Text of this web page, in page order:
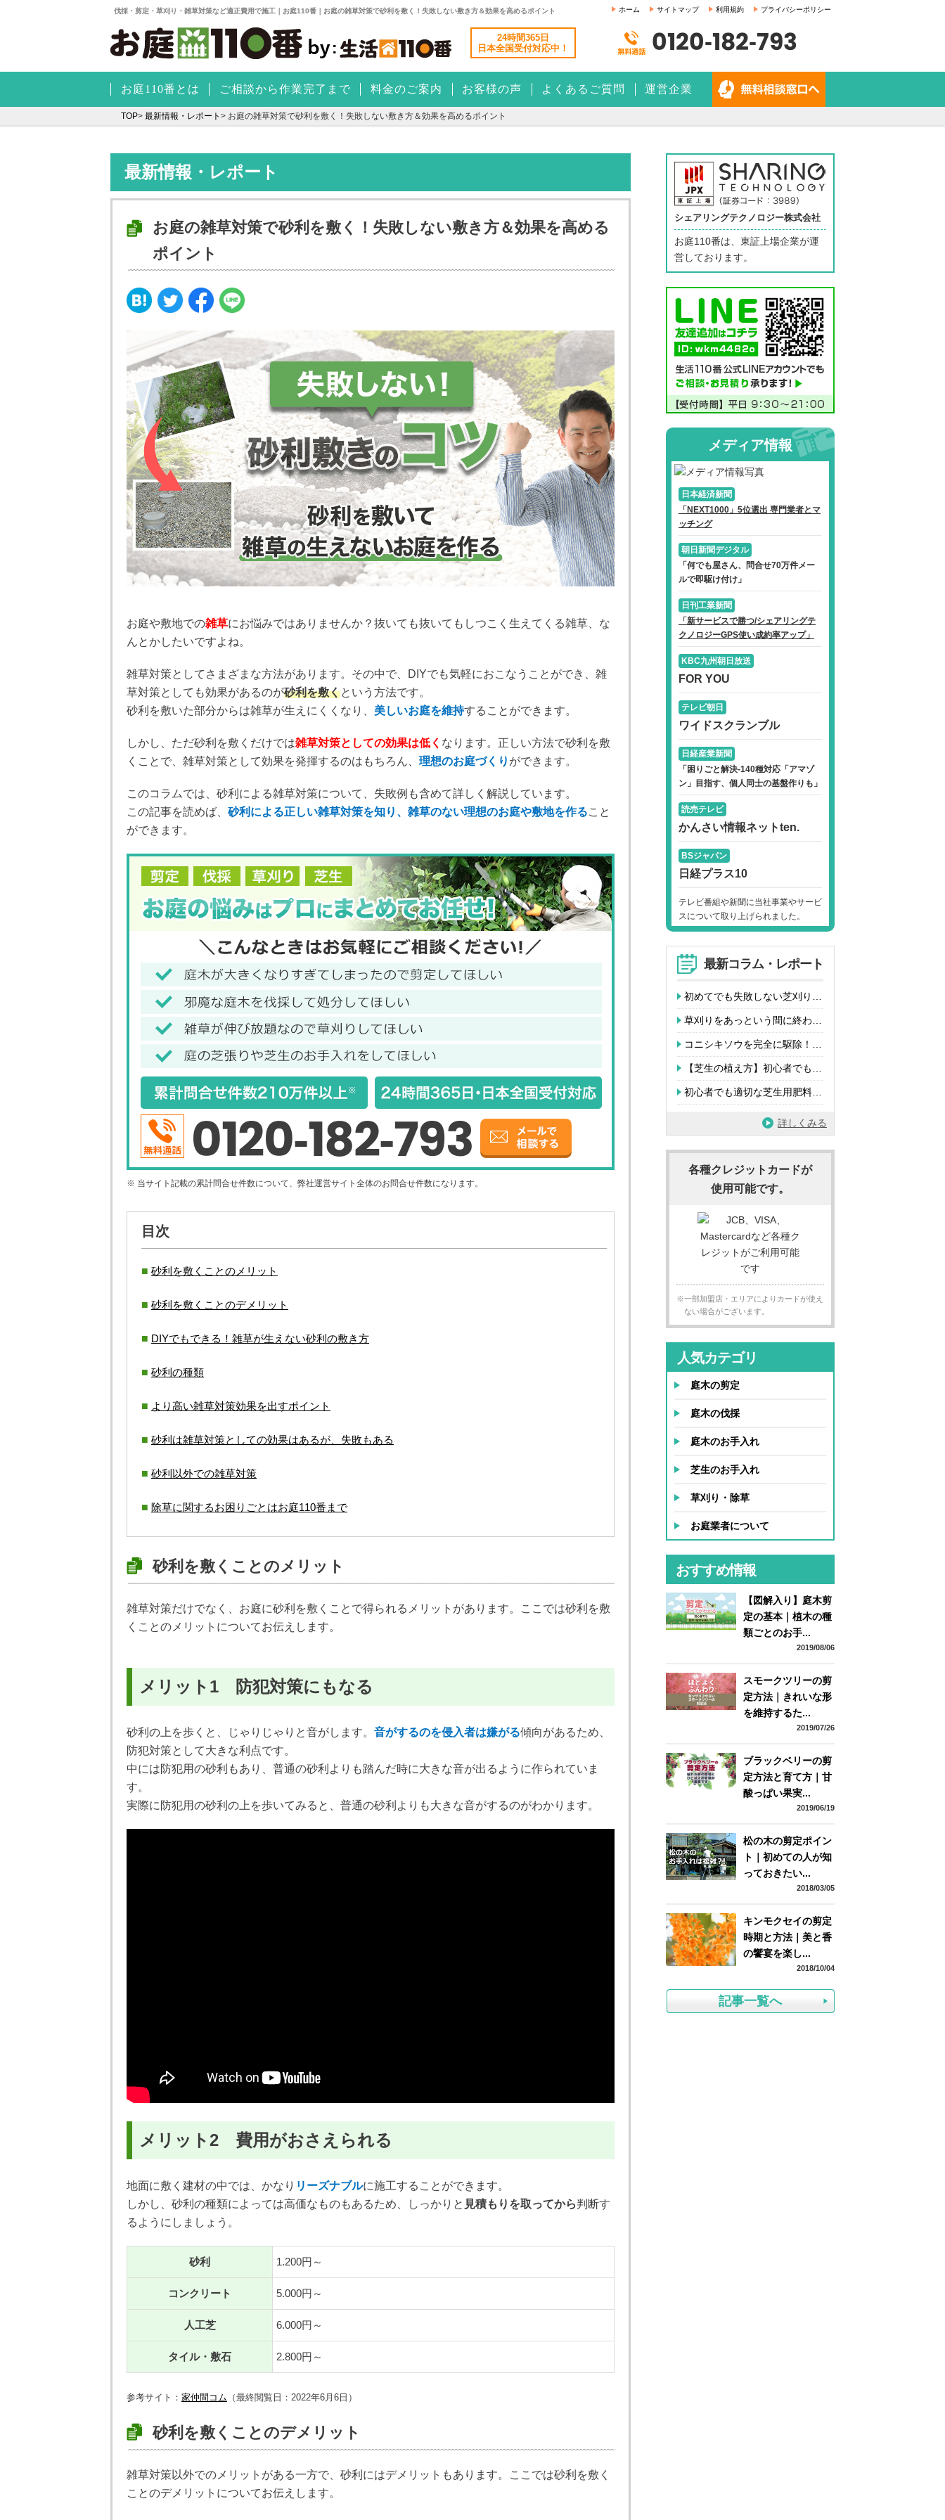
伐採・剪定・草刈り・雑草対策など適正費用で施工｜お庭110番｜お庭の雑草対策で砂利を敷く！失敗しない敷き方＆効果を高めるポイント ホーム サイトマップ 利用規約 プライバシーポリシー
24時間365日
日本全国受付対応中！ 0120-182-793
お庭110番とは ご相談から作業完了まで 料金のご案内 お客様の声 よくあるご質問 運営企業
TOP> 最新情報・レポート > お庭の雑草対策で砂利を敷く！失敗しない敷き方＆効果を高めるポイント
最新情報・レポート
お庭の雑草対策で砂利を敷く！失敗しない敷き方＆効果を高める
ポイント
お庭や敷地での雑草にお悩みではありませんか？抜いても抜いてもしつこく生えてくる雑草、な
んとかしたいですよね。
雑草対策としてさまざまな方法があります。その中で、DIYでも気軽におこなうことができ、雑
草対策としても効果があるのが砂利を敷くという方法です。
砂利を敷いた部分からは雑草が生えにくくなり、 美しいお庭を維持することができます。
しかし、ただ砂利を敷くだけでは雑草対策としての効果は低く なります。正しい方法で砂利を敷
くことで、雑草対策として効果を発揮するのはもちろん、 理想のお庭づくり ができます。
このコラムでは、砂利による雑草対策について、失敗例も含めて詳しく解説しています。
この記事を読めば、 砂利による正しい雑草対策を知り、雑草のない理想のお庭や敷地を作ること
ができます。
0120-182-793
※ 当サイト記載の累計問合せ件数について、弊社運営サイト全体のお問合せ件数になります。
目次
砂利を敷くことのメリット
砂利を敷くことのデメリット
DIYでもできる！雑草が生えない砂利の敷き方
砂利の種類
より高い雑草対策効果を出すポイント
砂利は雑草対策としての効果はあるが、失敗もある
砂利以外での雑草対策
除草に関するお困りごとはお庭110番まで
砂利を敷くことのメリット
雑草対策だけでなく、お庭に砂利を敷くことで得られるメリットがあります。ここでは砂利を敷
くことのメリットについてお伝えします。
メリット1 防犯対策にもなる
砂利の上を歩くと、じゃりじゃりと音がします。 音がするのを侵入者は嫌がる傾向があるため、
防犯対策として大きな利点です。
中には防犯用の砂利もあり、普通の砂利よりも踏んだ時に大きな音が出るように作られていま
す。
実際に防犯用の砂利の上を歩いてみると、普通の砂利よりも大きな音がするのがわかります。
メリット2 費用がおさえられる
地面に敷く建材の中では、かなり リーズナブルに施工することができます。
しかし、砂利の種類によっては高価なものもあるため、しっかりと 見積もりを取ってから判断す
るようにしましょう。
砂利 1.200円～
コンクリート 5.000円～
人工芝 6.000円～
タイル・敷石 2.800円～
参考サイト： 家仲間コム （最終閲覧日：2022年6月6日）
砂利を敷くことのデメリット
雑草対策以外でのメリットがある一方で、砂利にはデメリットもあります。ここでは砂利を敷く
ことのデメリットについてお伝えします。
シェアリングテクノロジー株式会社
お庭110番は、東証上場企業が運
営しております。
メディア情報
日本経済新聞
「NEXT1000」5位選出 専門業者とマ
ッチング
朝日新聞デジタル
「何でも屋さん、問合せ70万件メー
ルで即駆け付け」
日刊工業新聞
「新サービスで勝つ/シェアリングテ
クノロジーGPS使い成約率アップ」
KBC九州朝日放送
FOR YOU
テレビ朝日
ワイドスクランブル
日経産業新聞
「困りごと解決-140種対応「アマゾ
ン」目指す、個人同士の基盤作りも」
読売テレビ
かんさい情報ネットten.
BSジャパン
日経プラス10
テレビ番組や新聞に当社事業やサービ
スについて取り上げられました。
最新コラム・レポート
初めてでも失敗しない芝刈り…
草刈りをあっという間に終わ…
コニシキソウを完全に駆除！…
【芝生の植え方】初心者でも…
初心者でも適切な芝生用肥料…
詳しくみる
各種クレジットカードが
使用可能です。
※一部加盟店・エリアによりカードが使え
ない場合がございます。
人気カテゴリ
庭木の剪定
庭木の伐採
庭木のお手入れ
芝生のお手入れ
草刈り・除草
お庭業者について
おすすめ情報
【図解入り】庭木剪
定の基本｜植木の種
類ごとのお手...
2019/08/06
スモークツリーの剪
定方法｜きれいな形
を維持するた...
2019/07/26
ブラックベリーの剪
定方法と育て方｜甘
酸っぱい果実...
2019/06/19
松の木の剪定ポイン
ト｜初めての人が知
っておきたい...
2018/03/05
キンモクセイの剪定
時期と方法｜美と香
の饗宴を楽し...
2018/10/04
記事一覧へ